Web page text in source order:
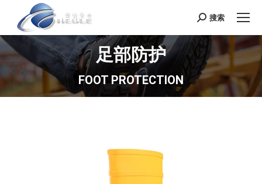
Search:
搜索
足部防护
FOOT PROTECTION